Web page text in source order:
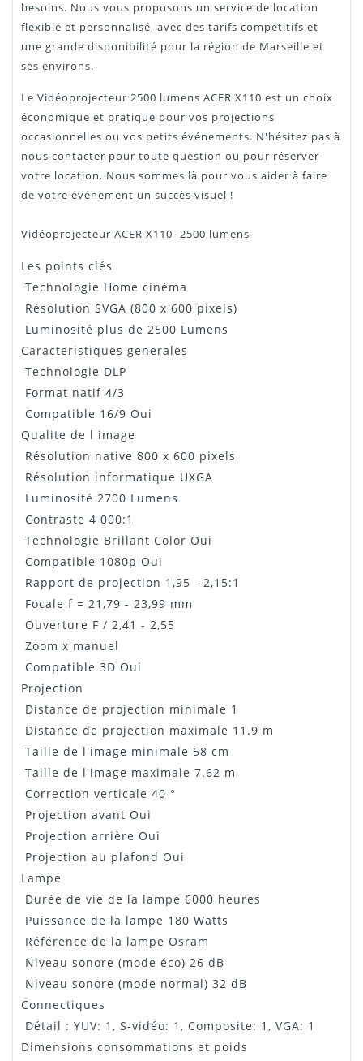
besoins. Nous vous proposons un service de location
flexible et personnalisé, avec des tarifs compétitifs et
une grande disponibilité pour la région de Marseille et
ses environs.
Le Vidéoprojecteur 2500 lumens ACER X110 est un choix
économique et pratique pour vos projections
occasionnelles ou vos petits événements. N'hésitez pas à
nous contacter pour toute question ou pour réserver
votre location. Nous sommes là pour vous aider à faire
de votre événement un succès visuel !
Vidéoprojecteur ACER X110- 2500 lumens
Les points clés
Technologie Home cinéma
Résolution SVGA (800 x 600 pixels)
Luminosité plus de 2500 Lumens
Caracteristiques generales
Technologie DLP
Format natif 4/3
Compatible 16/9 Oui
Qualite de l image
Résolution native 800 x 600 pixels
Résolution informatique UXGA
Luminosité 2700 Lumens
Contraste 4 000:1
Technologie Brillant Color Oui
Compatible 1080p Oui
Rapport de projection 1,95 - 2,15:1
Focale f = 21,79 - 23,99 mm
Ouverture F / 2,41 - 2,55
Zoom x manuel
Compatible 3D Oui
Projection
Distance de projection minimale 1
Distance de projection maximale 11.9 m
Taille de l'image minimale 58 cm
Taille de l'image maximale 7.62 m
Correction verticale 40 °
Projection avant Oui
Projection arrière Oui
Projection au plafond Oui
Lampe
Durée de vie de la lampe 6000 heures
Puissance de la lampe 180 Watts
Référence de la lampe Osram
Niveau sonore (mode éco) 26 dB
Niveau sonore (mode normal) 32 dB
Connectiques
Détail : YUV: 1, S-vidéo: 1, Composite: 1, VGA: 1
Dimensions consommations et poids